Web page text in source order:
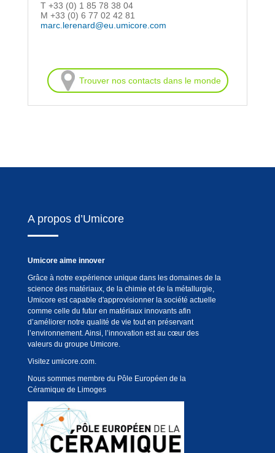
T +33 (0) 1 85 78 38 04
M +33 (0) 6 77 02 42 81
marc.lerenard@eu.umicore.com
Trouver nos contacts dans le monde
A propos d’Umicore
Umicore aime innover
Grâce à notre expérience unique dans les domaines de la
science des matériaux, de la chimie et de la métallurgie,
Umicore est capable d'approvisionner la société actuelle
comme celle du futur en matériaux innovants afin
d’améliorer notre qualité de vie tout en préservant
l’environnement. Ainsi, l’innovation est au cœur des
valeurs du groupe Umicore.
Visitez umicore.com.
Nous sommes membre du Pôle Européen de la
Céramique de Limoges